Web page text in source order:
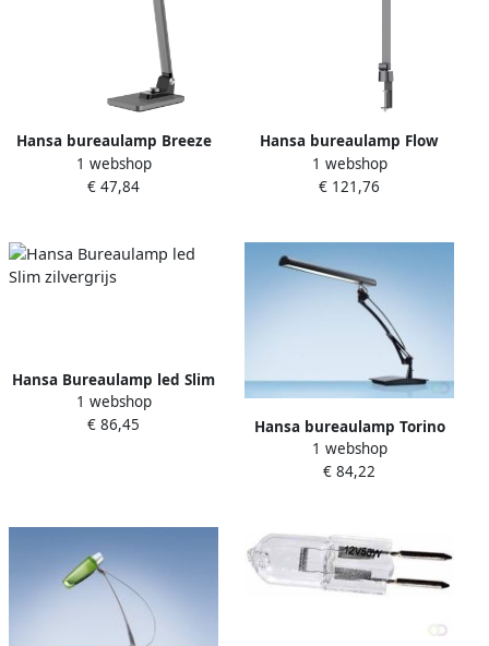
Hansa bureaulamp Breeze
LED-lamp grijs
1 webshop
€ 47,84
Hansa bureaulamp Flow
LED-lamp grijs
1 webshop
€ 121,76
Hansa Bureaulamp led Slim
zilvergrijs
1 webshop
€ 86,45
Hansa bureaulamp Torino
LED-lamp matzwart
1 webshop
€ 84,22